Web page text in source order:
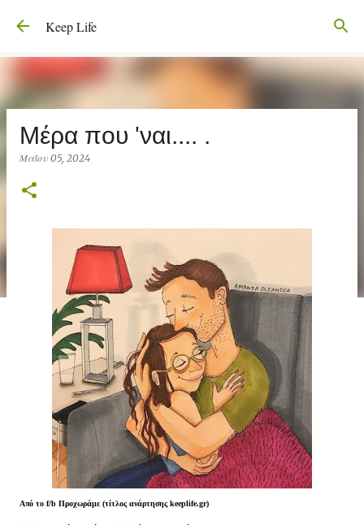
Μετάβαση στο κύριο περιεχόμενο
Keep Life
Μέρα που 'ναι.... .
Μαΐου 05, 2024
Από το f/b Προχωράμε (τίτλος ανάρτησης keeplife.gr)